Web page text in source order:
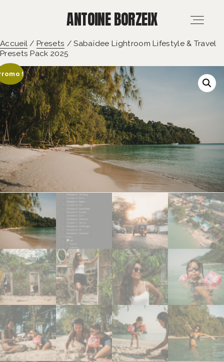
ANTOINE BORZEIX
ANTOINE BORZEIX
ACCUEIL
RÉALISATIONS
MARIAGE & FAMILLE
PROS & MÉDIAS
FORMATION
À PROPOS
CONTACT
Accueil /Presets / Sabaïdee Lightroom Lifestyle & Travel
Presets Pack 2025
!